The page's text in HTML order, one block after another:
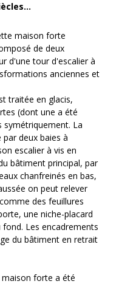
maison forte
de deux
d'une tour d'escalier à
anciennes et
traitée en glacis,
(dont une a été
symétriquement. La
deux baies à
escalier à vis en
bâtiment principal, par
chanfreinés en bas,
on peut relever
des feuillures
une niche-placard
Les encadrements
du bâtiment en retrait
forte a été